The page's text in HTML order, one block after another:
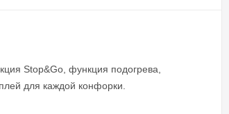
Stop&Go, функция подогрева,
для каждой конфорки.